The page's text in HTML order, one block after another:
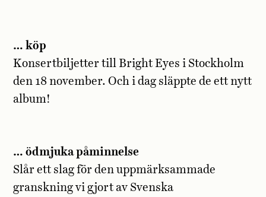
… köp
Konsertbiljetter till Bright Eyes i Stockholm
den 18 november. Och i dag släppte de ett nytt
album!
… ödmjuka påminnelse
Slår ett slag för den uppmärksammade
granskning vi gjort av Svenska